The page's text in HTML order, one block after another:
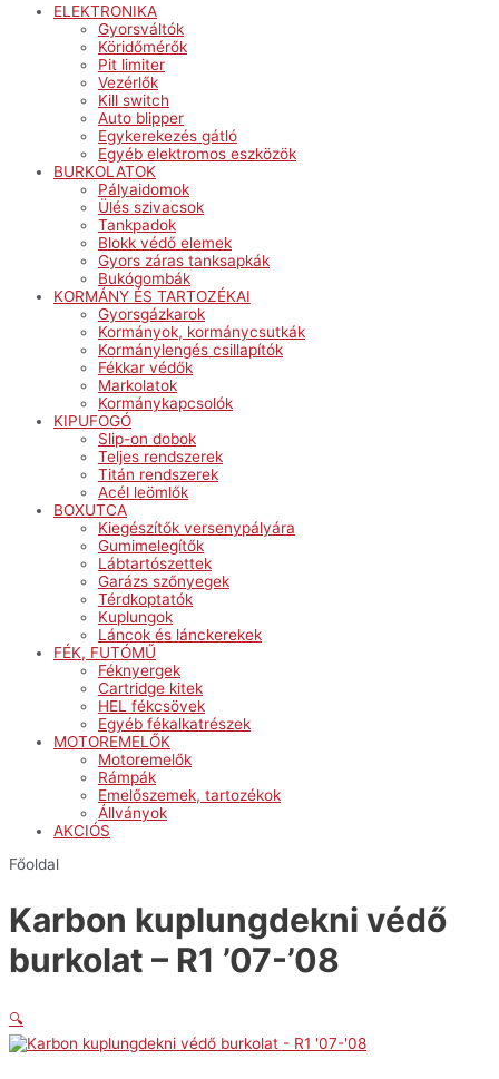
ELEKTRONIKA
Gyorsváltók
Köridőmérők
Pit limiter
Vezérlők
Kill switch
Auto blipper
Egykerekezés gátló
Egyéb elektromos eszközök
BURKOLATOK
Pályaidomok
Ülés szivacsok
Tankpadok
Blokk védő elemek
Gyors záras tanksapkák
Bukógombák
KORMÁNY ÉS TARTOZÉKAI
Gyorsgázkarok
Kormányok, kormánycsutkák
Kormánylengés csillapítók
Fékkar védők
Markolatok
Kormánykapcsolók
KIPUFOGÓ
Slip-on dobok
Teljes rendszerek
Titán rendszerek
Acél leömlők
BOXUTCA
Kiegészítők versenypályára
Gumimelegítők
Lábtartószettek
Garázs szőnyegek
Térdkoptatók
Kuplungok
Láncok és lánckerekek
FÉK, FUTÓMŰ
Féknyergek
Cartridge kitek
HEL fékcsövek
Egyéb fékalkatrészek
MOTOREMELŐK
Motoremelők
Rámpák
Emelőszemek, tartozékok
Állványok
AKCIÓS
Főoldal
Karbon kuplungdekni védő
burkolat – R1 ’07-’08
🔍